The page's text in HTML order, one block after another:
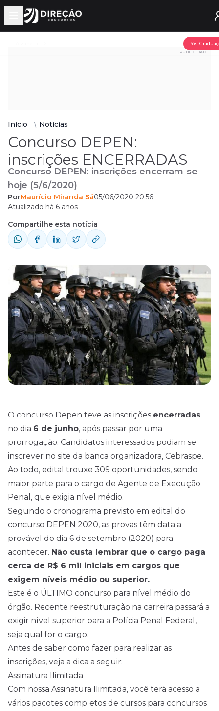
Open main menu
Pós-
PUBLICIDADE
Início Notícias
Concurso DEPEN:
inscrições ENCERRADAS
Concurso DEPEN: inscrições encerram-se
hoje (5/6/2020)
PorMaurício Miranda Sá05/06/2020 20:56
Atualizado há 6 anos
Compartilhe esta notícia
O concurso Depen teve as inscrições encerradas
no dia 6 de junho, após passar por uma
prorrogação. Candidatos interessados podiam se
inscrever no site da banca organizadora, Cebraspe.
Ao todo, edital trouxe 309 oportunidades, sendo
maior parte para o cargo de Agente de Execução
Penal, que exigia nível médio.
Segundo o cronograma previsto em edital do
concurso DEPEN 2020, as provas têm data a
provável do dia 6 de setembro (2020) para
acontecer. Não custa lembrar que o cargo paga
cerca de R$ 6 mil iniciais em cargos que
exigem níveis médio ou superior.
Este é o ÚLTIMO concurso para nível médio do
órgão. Recente reestruturação na carreira passará a
exigir nível superior para a Polícia Penal Federal,
seja qual for o cargo.
Antes de saber como fazer para realizar as
inscrições, veja a dica a seguir:
Assinatura Ilimitada
Com nossa Assinatura Ilimitada, você terá acesso a
vários pacotes completos de cursos para concursos